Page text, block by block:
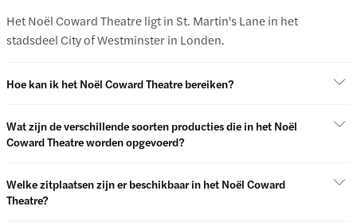
Het Noël Coward Theatre ligt in St. Martin's Lane in het
stadsdeel City of Westminster in Londen.
Hoe kan ik het Noël Coward Theatre bereiken?
Wat zijn de verschillende soorten producties die in het Noël
Coward Theatre worden opgevoerd?
Welke zitplaatsen zijn er beschikbaar in het Noël Coward
Theatre?